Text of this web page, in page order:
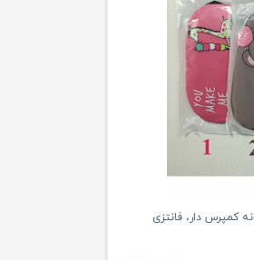
کمپرس دار، فانتزی